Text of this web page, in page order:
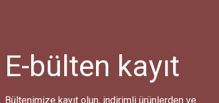
E-bülten kayıt
Bültenimize kayıt olun, indirimli ürünlerden ve